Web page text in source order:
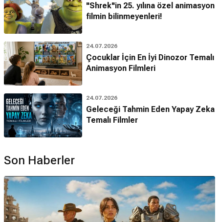
"Shrek"in 25. yılına özel animasyon
filmin bilinmeyenleri!
24.07.2026
Çocuklar İçin En İyi Dinozor Temalı
Animasyon Filmleri
24.07.2026
Geleceği Tahmin Eden Yapay Zeka
Temalı Filmler
Son Haberler